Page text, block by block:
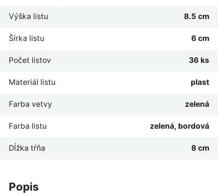
popis
Výška listu 8.5 cm
Šírka listu 6 cm
Počet listov 36 ks
Materiál listu plast
Farba vetvy zelená
Farba listu zelená, bordová
Dĺžka tŕňa 8 cm